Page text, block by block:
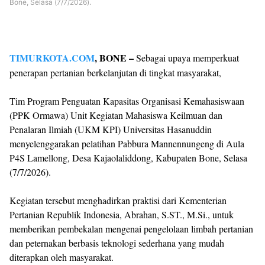
Bone, Selasa (7/7/2026).
TIMURKOTA.COM, BONE –Sebagai upaya memperkuat
penerapan pertanian berkelanjutan di tingkat masyarakat,
Tim Program Penguatan Kapasitas Organisasi Kemahasiswaan
(PPK Ormawa) Unit Kegiatan Mahasiswa Keilmuan dan
Penalaran Ilmiah (UKM KPI) Universitas Hasanuddin
menyelenggarakan pelatihan Pabbura Mannennungeng di Aula
P4S Lamellong, Desa Kajaolaliddong, Kabupaten Bone, Selasa
(7/7/2026).
Kegiatan tersebut menghadirkan praktisi dari Kementerian
Pertanian Republik Indonesia, Abrahan, S.ST., M.Si., untuk
memberikan pembekalan mengenai pengelolaan limbah pertanian
dan peternakan berbasis teknologi sederhana yang mudah
diterapkan oleh masyarakat.